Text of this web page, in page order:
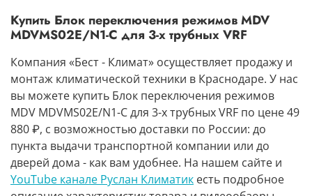
Купить Блок переключения режимов MDV
MDVMS02E/N1-C для 3-х трубных VRF
Компания «Бест - Климат» осуществляет продажу и
монтаж климатической техники в Краснодаре. У нас
вы можете купить Блок переключения режимов
MDV MDVMS02E/N1-C для 3-х трубных VRF по цене 49
880 ₽, с возможностью доставки по России: до
пункта выдачи транспортной компании или до
дверей дома - как вам удобнее. На нашем сайте и
YouTube канале Руслан Климатик есть подробное